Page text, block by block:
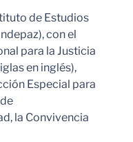
de Estudios
con el
para la Justicia
en inglés),
Especial para
la Convivencia